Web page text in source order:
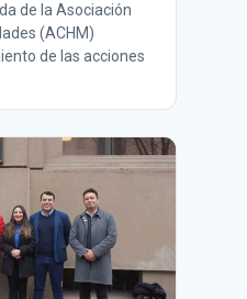
de la Asociación
(ACHM)
de las acciones